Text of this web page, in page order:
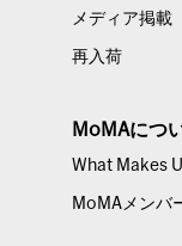
メディア掲載
再入荷
MoMAにつ
What Makes
MoMAメンバ